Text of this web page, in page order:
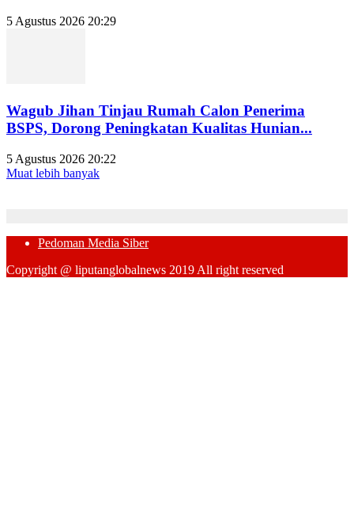
5 Agustus 2026 20:29
Wagub Jihan Tinjau Rumah Calon Penerima
BSPS, Dorong Peningkatan Kualitas Hunian...
5 Agustus 2026 20:22
Muat lebih banyak
Pedoman Media Siber
Copyright @ liputanglobalnews 2019 All right reserved